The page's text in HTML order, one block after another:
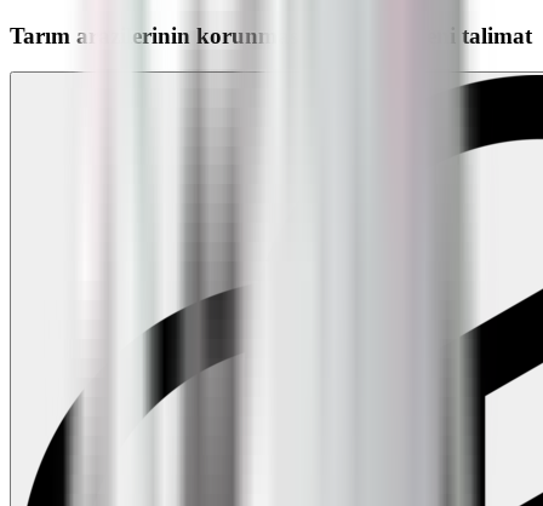
Tarım arazilerinin korunmasına yönelik yeni talimat